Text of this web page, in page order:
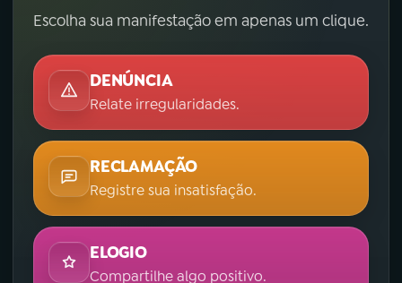
Escolha sua manifestação em apenas um clique.
DENÚNCIA
Relate irregularidades.
RECLAMAÇÃO
Registre sua insatisfação.
ELOGIO
Compartilhe algo positivo.